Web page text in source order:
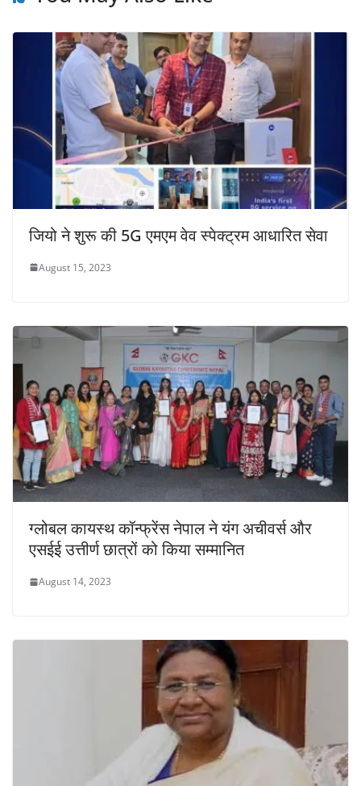
जियो ने शुरू की 5G एमएम वेव स्पेक्ट्रम आधारित सेवा
August 15, 2023
ग्लोबल कायस्थ कॉन्फ्रेंस नेपाल ने यंग अचीवर्स और
एसईई उत्तीर्ण छात्रों को किया सम्मानित
August 14, 2023